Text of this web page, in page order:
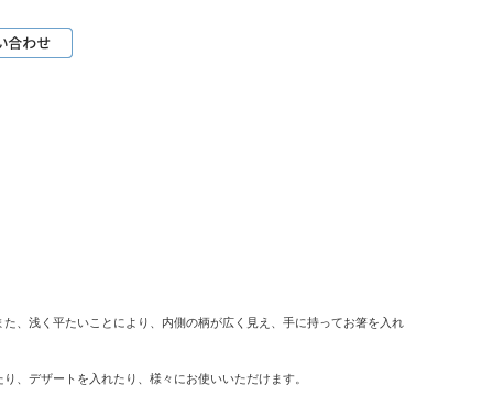
、浅く平たいことにより、内側の柄が広く見え、手に持ってお箸を入れ
、デザートを入れたり、様々にお使いいただけます。